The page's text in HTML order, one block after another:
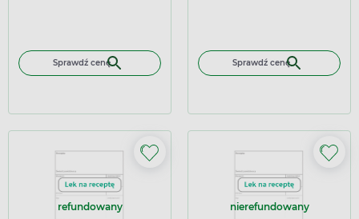
Sprawdź cenę Sprawdź cenę
refundowany nierefundowany